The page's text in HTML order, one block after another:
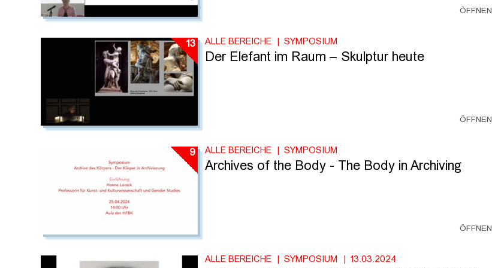
ÖFFNEN
13 ALLE BEREICHE SYMPOSIUM
Der Elefant im Raum – Skulptur heute
ÖFFNEN
9 ALLE BEREICHE SYMPOSIUM
Archives of the Body - The Body in Archiving
ÖFFNEN
ALLE BEREICHE SYMPOSIUM 13.03.2024